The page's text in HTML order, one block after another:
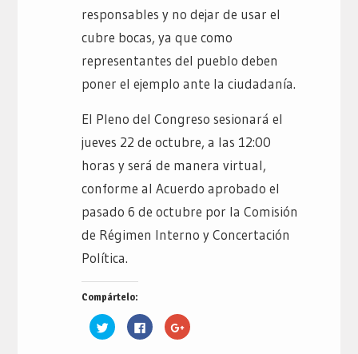
responsables y no dejar de usar el
cubre bocas, ya que como
representantes del pueblo deben
poner el ejemplo ante la ciudadanía.
El Pleno del Congreso sesionará el
jueves 22 de octubre, a las 12:00
horas y será de manera virtual,
conforme al Acuerdo aprobado el
pasado 6 de octubre por la Comisión
de Régimen Interno y Concertación
Política.
Compártelo:
Haz
clic
Haz
clic
Haz
clic